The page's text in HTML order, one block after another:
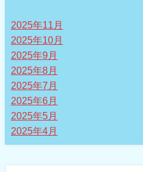
2025年11月
2025年10月
2025年9月
2025年8月
2025年7月
2025年6月
2025年5月
2025年4月